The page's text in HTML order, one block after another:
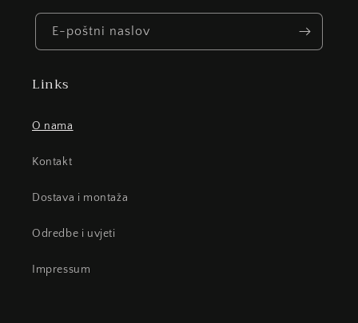
E-poštni naslov
Links
O nama
Kontakt
Dostava i montaža
Odredbe i uvjeti
Impressum